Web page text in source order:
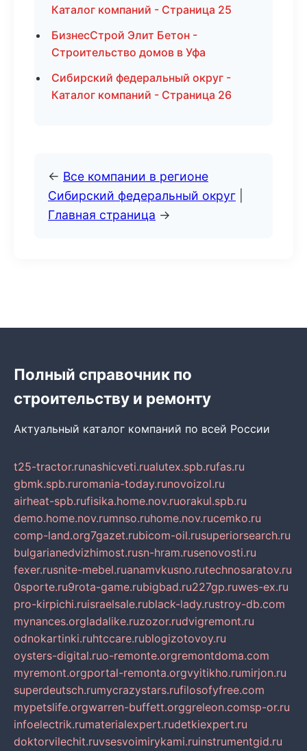
Каталог компаний - Страница 25
БизнесСтрой Элит Бетон -
Строительство домов в Уфа
Сибирский федеральный округ -
Каталог компаний - Страница 26
← Все компании в регионе
Сибирский федеральный округ
Главная страница →
Полный справочник по
строительству и ремонту
Актуальный каталог компаний по всей России
t25-tractor.runashicveti.rualutex.spb.rufas.ru
gbmk.spb.ruromania-today.runovoizol.ru
airheat-spb.rufisika.home.nov.ruorakul.spb.ru
demo.home.nov.rumnso.ruhome.nov.rucemko.ru
comp-land.org7gazet.rubicom-oil.rusuperiorsearch.ru
bulgarianedvizhimost.rusn-hram.rusenovosti.ru
fexer.rusnite-mebel.ruanamvkusno.rutechnosaratov.ru
0sporte.ru9rota-game.rubigbad.ru227gp.ruwes-ex.ru
pro-kirpichi.ruisraelsale.rublack-lady.rustroy-db.com
mynances.orgladalike.ruzozor.rudvigremont.ru
odnokartinki.ruhtccare.rublogizotovoy.ru
oysters-digital.ruo-remonte.orgremontdoma.com
myremont.orgportal-remonta.orgvyitikho.rumirjon.ru
superdeutsch.rumycrazystars.rufilosofyfree.com
mypetslife.orgwarren-buffett.orggreleon.comsp-or.ru
infoelectrik.rumaterialexpert.rudetkiexpert.ru
doktorvilechit.ruvsesvoimirykami.ruinstrumentgid.ru